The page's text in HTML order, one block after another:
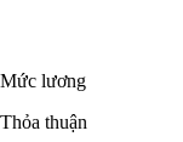
Mức lương
Thỏa thuận